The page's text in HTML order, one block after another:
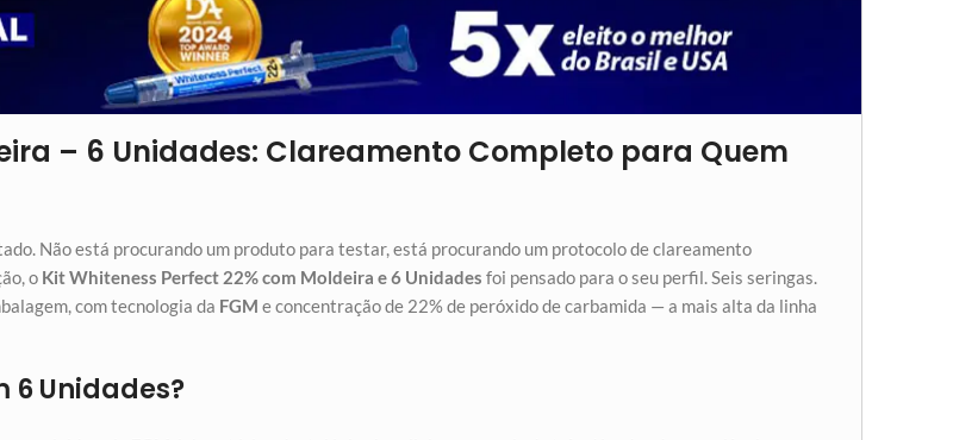
– 6 Unidades: Clareamento Completo para Quem
Não está procurando um produto para testar, está procurando um protocolo de clareamento
o Kit Whiteness Perfect 22% com Moldeira e 6 Unidades foi pensado para o seu perfil. Seis seringas.
com tecnologia da FGM e concentração de 22% de peróxido de carbamida — a mais alta da linha
6 Unidades?